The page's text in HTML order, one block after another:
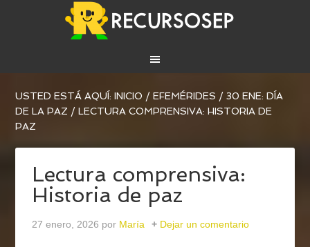
USTED ESTÁ AQUÍ:INICIO / EFEMÉRIDES / 30 ENE: DÍA
DE LA PAZ / LECTURA COMPRENSIVA: HISTORIA DE
PAZ
Lectura comprensiva:
Historia de paz
27 enero, 2026 por María Dejar un comentario